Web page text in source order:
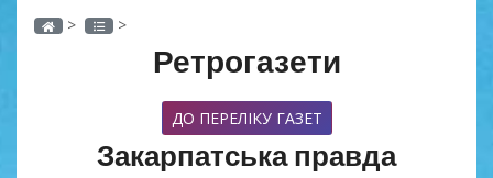
> >
Ретрогазети
ДО ПЕРЕЛІКУ ГАЗЕТ
Закарпатська правда